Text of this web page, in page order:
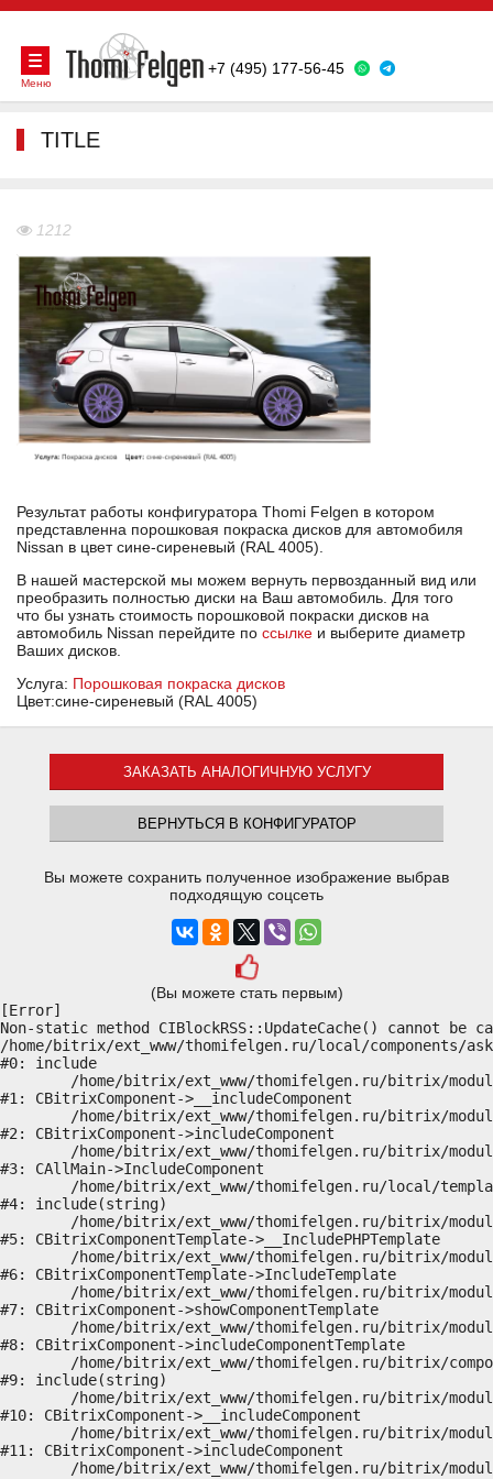
+7 (495) 177-56-45
Меню
TITLE
1212
Результат работы конфигуратора Thomi Felgen в котором
представленна порошковая покраска дисков для автомобиля
Nissan в цвет сине-сиреневый (RAL 4005).
В нашей мастерской мы можем вернуть первозданный вид или
преобразить полностью диски на Ваш автомобиль. Для того
что бы узнать стоимость порошковой покраски дисков на
автомобиль Nissan перейдите по ссылке и выберите диаметр
Ваших дисков.
Услуга: Порошковая покраска дисков
Цвет:сине-сиреневый (RAL 4005)
ЗАКАЗАТЬ АНАЛОГИЧНУЮ УСЛУГУ
ВЕРНУТЬСЯ В КОНФИГУРАТОР
Вы можете сохранить полученное изображение выбрав
подходящую соцсеть
(Вы можете стать первым)
[Error]
Non-static method CIBlockRSS::UpdateCache() cannot
/home/bitrix/ext_www/thomifelgen.ru/local/components/
#0: include
#1: CBitrixComponent->__includeComponent
#2: CBitrixComponent->includeComponent
#3: CAllMain->IncludeComponent
#4: include(string)
#5: CBitrixComponentTemplate->__IncludePHPTemplate
#6: CBitrixComponentTemplate->IncludeTemplate
#7: CBitrixComponent->showComponentTemplate
#8: CBitrixComponent->includeComponentTemplate
#9: include(string)
#10: CBitrixComponent->__includeComponent
#11: CBitrixComponent->includeComponent